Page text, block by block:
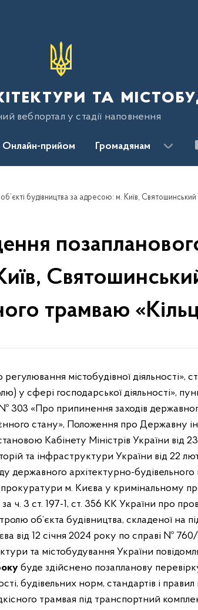
та
вебпортал у стадії наповнення
Онлайн-прийом Громадянам
трамваю
містобудівної діяльності»,
у сфері господарської діяльності»,
303 «Про припинення заходів
стану», Положення про Державну
Кабінету Міністрів України від
та інфраструктури України від 22
державного архітектурно-будівельного
м. Києва у кримінальному
ч. 3 ст. 197-1, ст. 356 КК України про
об’єкта будівництва, складеної на
від 12 січня 2024 року по справі №
та містобудування України
буде здійснено позапланову
будівельних норм, стандартів і правил
трамвая під транспортний